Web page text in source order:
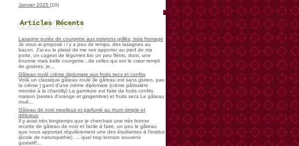
Janvier 2025 (10)
Articles Récents
Lasagne purée de courgette aux poivrons grillés, trois fromage
Je vous ai proposé i l y a peu de temps, des lasagnes au
bacon. J'ai eu le plaisir de me voir apporter au pied de ma
porte, un cageot de légumes bio un peu flétris, dont, une
énorme mais belle courgette...de celles qui ont le cœur rempli
de graines; je...
Gâteau roulé crème diplomate aux fruits secs et confits
Voilà un classique gâteau roulé (le gâteau est sans gluten, pas
la crème ) garni d'une crème diplomate (crème pâtissière
montée à la chantilly) La garniture est faite de fruits confits
maison (zestes d'orange et gingembre) et fruits secs Le gâteau
roué...
Gâteau de noix moelleux et parfumé au rhum simple et
délicieux
Il y avait très longtemps que je cherchais une très bonne
recette de gâteau de noix et facile à faire, un peu le gâteau
que nous apportait régulièrement une des étudiantes à l'institut
(école de naturopathie) .....quel trop lointain souvenir
gustatif!...